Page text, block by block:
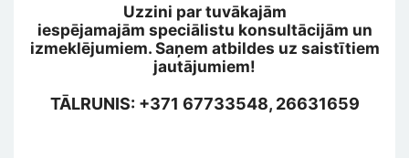
Uzzini par tuvākajām
iespējamajām speciālistu konsultācijām un
izmeklējumiem. Saņem atbildes uz saistītiem
jautājumiem!
TĀLRUNIS: +371 67733548, 26631659